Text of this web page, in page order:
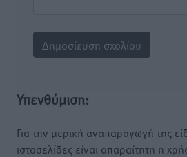
Υπενθύμιση:
Για την μερική αναπαραγωγή της
ιστοσελίδες είναι απαραίτητη η